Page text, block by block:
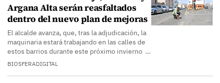
Argana Alta serán reasfaltados
dentro del nuevo plan de mejoras
El alcalde avanza, que, tras la adjudicación, la
maquinaria estará trabajando en las calles de
estos barrios durante este próximo invierno …
BIOSFERADIGITAL